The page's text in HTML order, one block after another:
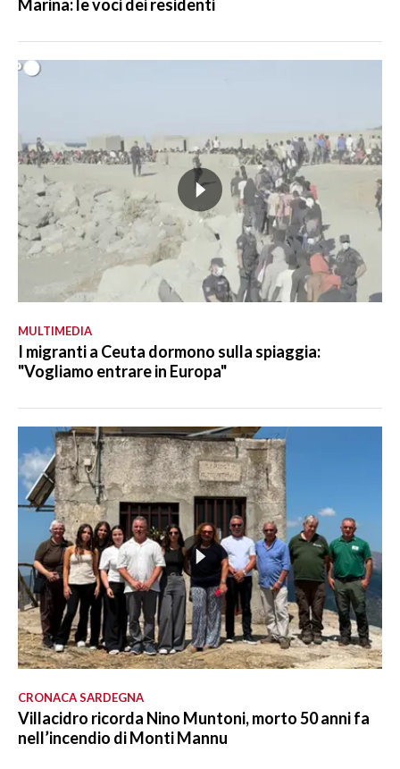
Marina: le voci dei residenti
MULTIMEDIA
I migranti a Ceuta dormono sulla spiaggia:
"Vogliamo entrare in Europa"
CRONACA SARDEGNA
Villacidro ricorda Nino Muntoni, morto 50 anni fa
nell’incendio di Monti Mannu